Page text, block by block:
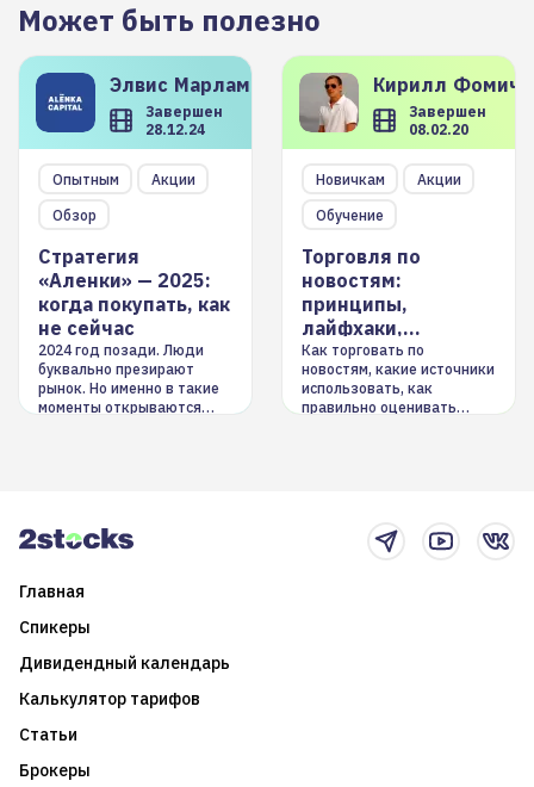
Может быть полезно
Элвис Марламов
Завершен
28.12.24
Опытным
Акции
Обзор
Стратегия
«Аленки» — 2025:
когда покупать, как
не сейчас
2024 год позади. Люди
буквально презирают
рынок. Но именно в такие
моменты открываются
Кирилл
Завершен
08.02.20
Новичкам
Акции
Обучение
Торговля по
новостям:
принципы,
лайфхаки,
инструменты
Как торговать по
новостям, какие источники
использовать, как
правильно оценивать
Главная
Спикеры
Дивидендный календарь
Калькулятор тарифов
Статьи
Брокеры